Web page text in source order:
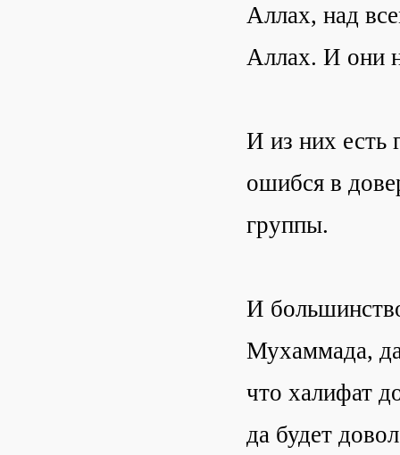
Аллах, над
Аллах. И они
И из них есть
ошибся в
группы.
И
Мухаммада, да
что халифат
да будет